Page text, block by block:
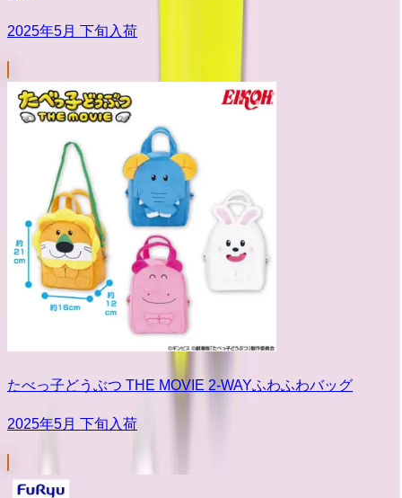
2025年5月 下旬入荷
たべっ子どうぶつ THE MOVIE 2-WAYふわふわバッグ
2025年5月 下旬入荷